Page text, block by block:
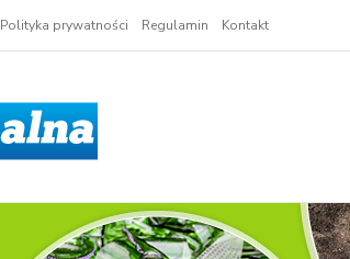
Polityka prywatności Regulamin Kontakt